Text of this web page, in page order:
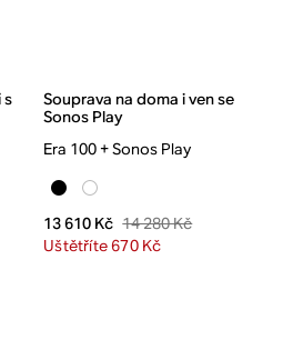
s
Souprava na doma i ven se
Sonos Play
Era 100 + Sonos Play
13 610 Kč 14 280 Kč
Uštětříte 670 Kč